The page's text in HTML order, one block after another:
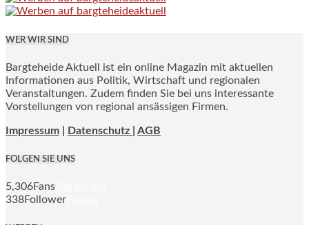
WER WIR SIND
Bargteheide Aktuell ist ein online Magazin mit aktuellen
Informationen aus Politik, Wirtschaft und regionalen
Veranstaltungen. Zudem finden Sie bei uns interessante
Vorstellungen von regional ansässigen Firmen.
Impressum Datenschutz | AGB
FOLGEN SIE UNS
5,306Fans
338Follower